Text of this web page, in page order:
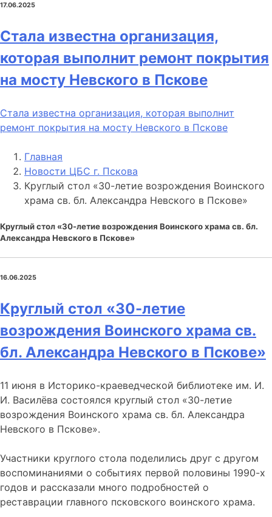
17.06.2025
Стала известна организация,
которая выполнит ремонт покрытия
на мосту Невского в Пскове
Стала известна организация, которая выполнит
ремонт покрытия на мосту Невского в Пскове
Главная
Новости ЦБС г. Пскова
Круглый стол «30-летие возрождения Воинского
храма св. бл. Александра Невского в Пскове»
Круглый стол «30-летие возрождения Воинского храма св. бл.
Александра Невского в Пскове»
16.06.2025
Круглый стол «30-летие
возрождения Воинского храма св.
бл. Александра Невского в Пскове»
11 июня в Историко-краеведческой библиотеке им. И.
И. Василёва состоялся круглый стол «30-летие
возрождения Воинского храма св. бл. Александра
Невского в Пскове».
Участники круглого стола поделились друг с другом
воспоминаниями о событиях первой половины 1990-х
годов и рассказали много подробностей о
реставрации главного псковского воинского храма.